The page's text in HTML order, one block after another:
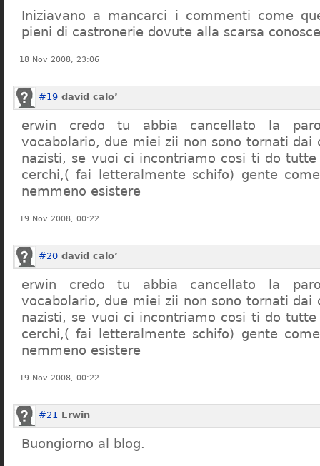
Iniziavano a mancarci i commenti come
pieni di castronerie dovute alla scarsa
18 Nov 2008, 23:06
#19 david calo’
erwin credo tu abbia cancellato la
vocabolario, due miei zii non sono tornati dai
nazisti, se vuoi ci incontriamo cosi ti do tutte
cerchi,( fai letteralmente schifo) gente
nemmeno esistere
19 Nov 2008, 00:22
#20 david calo’
erwin credo tu abbia cancellato la
vocabolario, due miei zii non sono tornati dai
nazisti, se vuoi ci incontriamo cosi ti do tutte
cerchi,( fai letteralmente schifo) gente
nemmeno esistere
19 Nov 2008, 00:22
#21 Erwin
Buongiorno al blog.